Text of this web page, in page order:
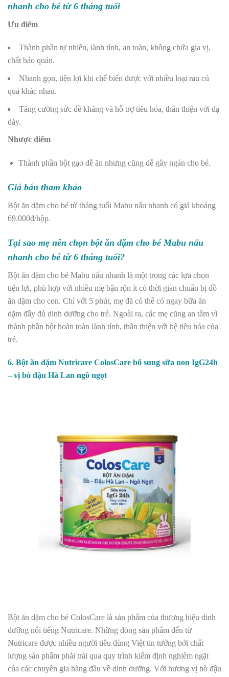
nhanh cho bé từ 6 tháng tuổi
Ưu điểm
Thành phần tự nhiên, lành tính, an toàn, không chứa gia vị,
chất bảo quản.
Nhanh gọn, tiện lợi khi chế biến được với nhiều loại rau củ
quả khác nhau.
Tăng cường sức đề kháng và hỗ trợ tiêu hóa, thân thiện với dạ
dày.
Nhược điểm
Thành phần bột gạo dễ ăn nhưng cũng dễ gây ngán cho bé.
Giá bán tham khảo
Bột ăn dặm cho bé từ tháng tuổi Mabu nấu nhanh có giá khoảng
69.000đ/hộp.
Tại sao mẹ nên chọn bột ăn dặm cho bé Mabu nấu
nhanh cho bé từ 6 tháng tuổi?
Bột ăn dặm cho bé Mabu nấu nhanh là một trong các lựa chọn
tiện lợi, phù hợp với nhiều mẹ bận rộn ít có thời gian chuẩn bị đồ
ăn dặm cho con. Chỉ với 5 phút, mẹ đã có thể có ngay bữa ăn
dặm đầy đủ dinh dưỡng cho trẻ. Ngoài ra, các mẹ cũng an tâm vì
thành phần bột hoàn toàn lành tính, thân thiện với hệ tiêu hóa của
trẻ.
6. Bột ăn dặm Nutricare ColosCare bổ sung sữa non IgG24h
– vị bò đậu Hà Lan ngô ngọt
Bột ăn dặm cho bé ColosCare là sản phẩm của thương hiệu dinh
dưỡng nổi tiếng Nutricare. Những dòng sản phẩm đến từ
Nutricare được nhiều người tiêu dùng Việt tin tưởng bởi chất
lượng sản phẩm phải trải qua quy trình kiểm định nghiêm ngặt
của các chuyên gia hàng đầu về dinh dưỡng. Với hương vị bò đậu